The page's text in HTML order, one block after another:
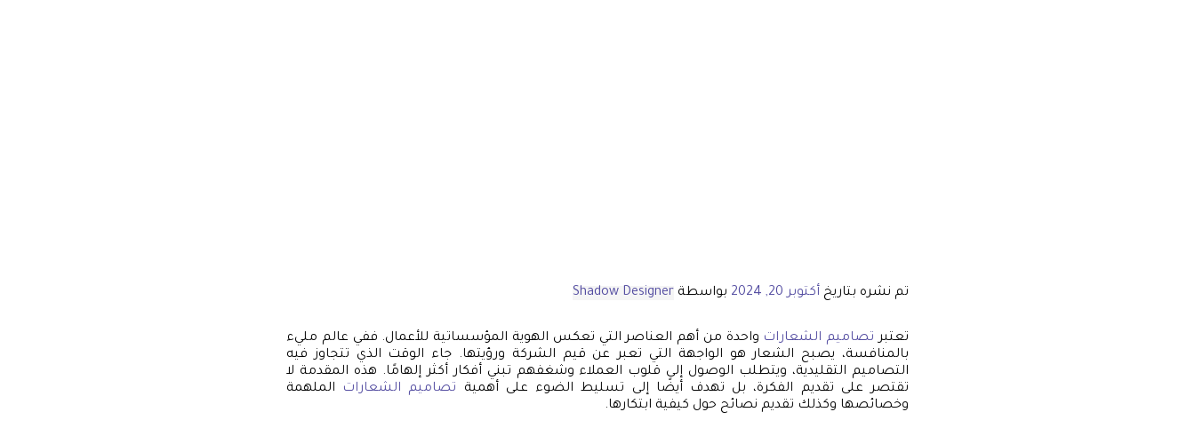
تم نشره بتاريخ أكتوبر 20, 2024 بواسطة Shadow Designer
تعتبر تصاميم الشعارات واحدة من أهم العناصر التي تعكس الهوية المؤسساتية للأعمال. ففي عالم مليء
بالمنافسة، يصبح الشعار هو الواجهة التي تعبر عن قيم الشركة ورؤيتها. جاء الوقت الذي تتجاوز فيه
التصاميم التقليدية، ويتطلب الوصول إلى قلوب العملاء وشغفهم تبني أفكار أكثر إلهامًا. هذه المقدمة لا
تقتصر على تقديم الفكرة، بل تهدف أيضًا إلى تسليط الضوء على أهمية تصاميم الشعارات
الملهمة
وخصائصها وكذلك تقديم نصائح حول كيفية ابتكارها.